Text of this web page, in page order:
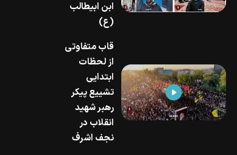
ابن ابیطالب
(ع)
قاب متفاوتی
از لحظات
ابتدایی
تشییع پیکر
رهبر شهید
انقلاب در
نجف اشرف